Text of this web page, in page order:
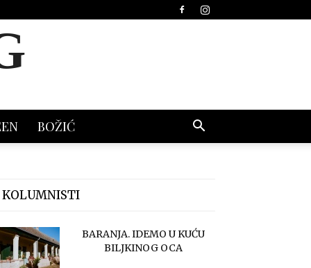
BOŽIĆ
KOLUMNISTI
BARANJA. IDEMO U KUĆU
BILJKINOG OCA